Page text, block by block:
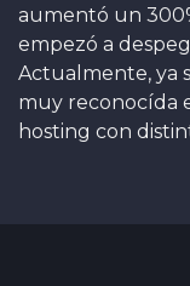
aumentó un
empezó a
Actualmente, ya
muy reconocída
hosting con